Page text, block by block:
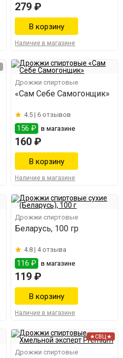
279 ₽
Наличие в магазине
Дрожжи спиртовые
«Сам Себе Самогонщик»
4.5 |6 отзывов
156 ₽ в магазине
160 ₽
Наличие в магазине
Дрожжи спиртовые
Беларусь, 100 гр
4.8 | 4 отзыва
116 ₽ в магазине
119 ₽
Наличие в магазине
★СВЦ★
Дрожжи спиртовые